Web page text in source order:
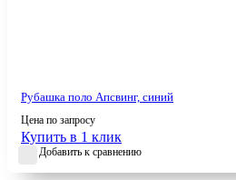
Рубашка поло Апсвинг, синий
Цена по запросу
Купить в 1 клик
Добавить к сравнению